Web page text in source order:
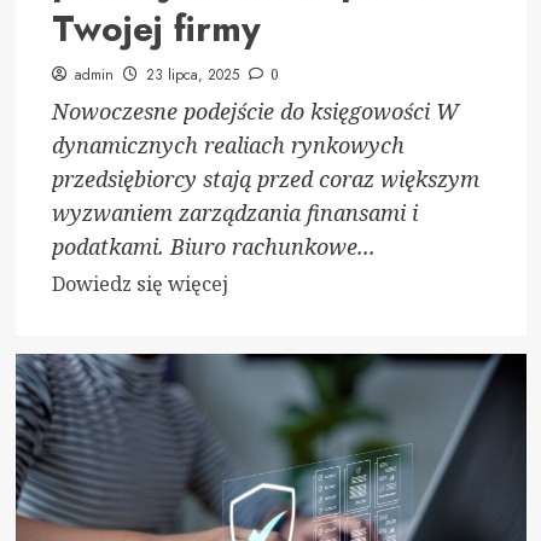
Twojej firmy
admin 23 lipca, 2025 0
Nowoczesne podejście do księgowości W
dynamicznych realiach rynkowych
przedsiębiorcy stają przed coraz większym
wyzwaniem zarządzania finansami i
podatkami. Biuro rachunkowe...
Dowiedz się więcejDowiedz
rachunkowe
profesjonalne
wsparcie